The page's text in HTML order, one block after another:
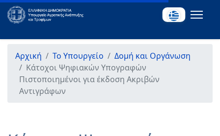
Αρχική Το Υπουργείο
Δομή και Οργάνωση
Κάτοχοι Ψηφιακών Υπογραφών
Πιστοποιημένοι για έκδοση Ακριβών
Αντιγράφων